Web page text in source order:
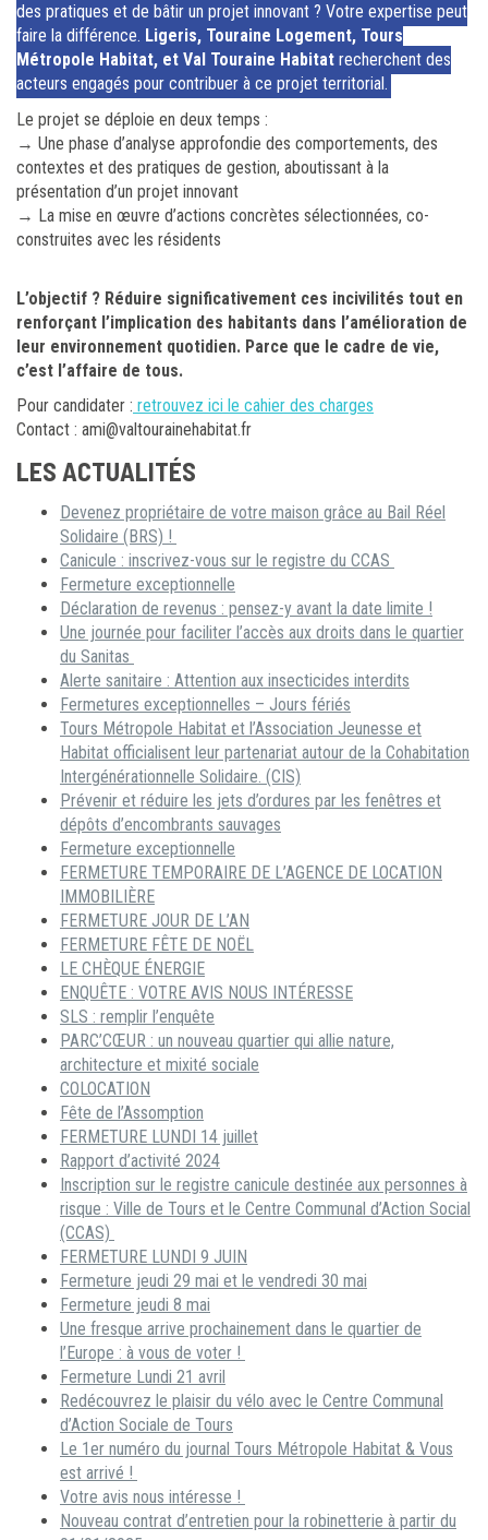
des pratiques et de bâtir un projet innovant ? Votre expertise peut
faire la différence. Ligeris, Touraine Logement, Tours
Métropole Habitat, et Val Touraine Habitat recherchent des
acteurs engagés pour contribuer à ce projet territorial.
Le projet se déploie en deux temps :
→ Une phase d’analyse approfondie des comportements, des
contextes et des pratiques de gestion, aboutissant à la
présentation d’un projet innovant
→ La mise en œuvre d’actions concrètes sélectionnées, co-
construites avec les résidents
L’objectif ? Réduire significativement ces incivilités tout en
renforçant l’implication des habitants dans l’amélioration de
leur environnement quotidien. Parce que le cadre de vie,
c’est l’affaire de tous.
Pour candidater : retrouvez ici le cahier des charges
Contact : ami@valtourainehabitat.fr
LES ACTUALITÉS
Devenez propriétaire de votre maison grâce au Bail Réel
Solidaire (BRS) !
Canicule : inscrivez-vous sur le registre du CCAS
Fermeture exceptionnelle
Déclaration de revenus : pensez-y avant la date limite !
Une journée pour faciliter l’accès aux droits dans le quartier
du Sanitas
Alerte sanitaire : Attention aux insecticides interdits
Fermetures exceptionnelles – Jours fériés
Tours Métropole Habitat et l’Association Jeunesse et
Habitat officialisent leur partenariat autour de la Cohabitation
Intergénérationnelle Solidaire. (CIS)
Prévenir et réduire les jets d’ordures par les fenêtres et
dépôts d’encombrants sauvages
Fermeture exceptionnelle
FERMETURE TEMPORAIRE DE L’AGENCE DE LOCATION
IMMOBILIÈRE
FERMETURE JOUR DE L’AN
FERMETURE FÊTE DE NOËL
LE CHÈQUE ÉNERGIE
ENQUÊTE : VOTRE AVIS NOUS INTÉRESSE
SLS : remplir l’enquête
PARC’CŒUR : un nouveau quartier qui allie nature,
architecture et mixité sociale
COLOCATION
Fête de l’Assomption
FERMETURE LUNDI 14 juillet
Rapport d’activité 2024
Inscription sur le registre canicule destinée aux personnes à
risque : Ville de Tours et le Centre Communal d’Action Social
(CCAS)
FERMETURE LUNDI 9 JUIN
Fermeture jeudi 29 mai et le vendredi 30 mai
Fermeture jeudi 8 mai
Une fresque arrive prochainement dans le quartier de
l’Europe : à vous de voter !
Fermeture Lundi 21 avril
Redécouvrez le plaisir du vélo avec le Centre Communal
d’Action Sociale de Tours
Le 1er numéro du journal Tours Métropole Habitat & Vous
est arrivé !
Votre avis nous intéresse !
Nouveau contrat d’entretien pour la robinetterie à partir du